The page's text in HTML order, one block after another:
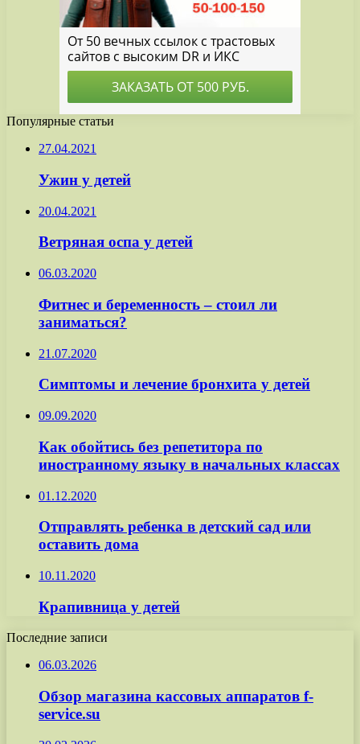
Популярные статьи
27.04.2021
Ужин у детей
20.04.2021
Ветряная оспа у детей
06.03.2020
Фитнес и беременность – стоил ли
заниматься?
21.07.2020
Симптомы и лечение бронхита у детей
09.09.2020
Как обойтись без репетитора по
иностранному языку в начальных классах
01.12.2020
Отправлять ребенка в детский сад или
оставить дома
10.11.2020
Крапивница у детей
Последние записи
06.03.2026
Обзор магазина кассовых аппаратов f-
service.su